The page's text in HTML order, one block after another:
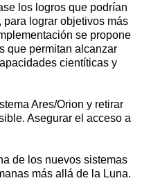
los logros que podrían
lograr objetivos más
se propone
que permitan alcanzar
cientíticas y
Ares/Orion y retirar
Asegurar el acceso a
de los nuevos sistemas
más allá de la Luna.